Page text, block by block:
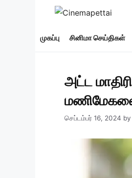
முகப்பு சினிமா செய்திகள்
அட்ட
செப்டம்பர் 16, 2024 by